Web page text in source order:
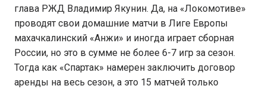
глава РЖД Владимир Якунин. Да, на «Локомотиве»
проводят свои домашние матчи в Лиге Европы
махачкалинский «Анжи» и иногда играет сборная
России, но это в сумме не более 6-7 игр за сезон.
Тогда как «Спартак» намерен заключить договор
аренды на весь сезон, а это 15 матчей только